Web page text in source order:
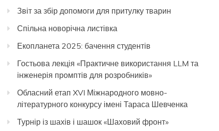
Звіт за збір допомоги для притулку тварин
Спільна новорічна листівка
Екопланета 2025: бачення студентів
Гостьова лекція «Практичне використання LLM та
інженерія промптів для розробників»
Обласний етап XVI Міжнародного мовно-
літературного конкурсу імені Тараса Шевченка
Турнір із шахів і шашок «Шаховий фронт»